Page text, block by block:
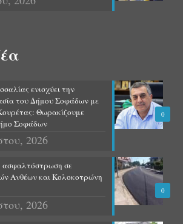
0
ενισχύει την
του Δήμου Σοφάδων με
Θωρακίζουμε
Σοφάδων
2026
0
σε
Ανθέων και Κολοκοτρώνη
2026